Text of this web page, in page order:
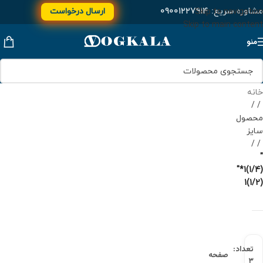
Skip to navigation
Skip to main content
مشاوره سریع:۰۹۰۰۱۲۲۷۹۱۴ ارسال درخواست
منو
خانه
/
محصول
سایز
/
"
(1/4)1*"
(1/2)1
تعداد: صفحه